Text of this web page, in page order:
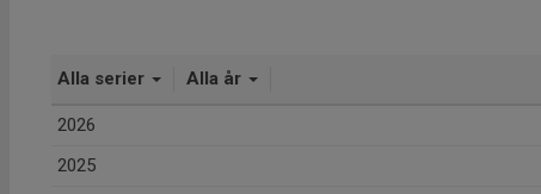
Alla serier Alla år
2026
2025